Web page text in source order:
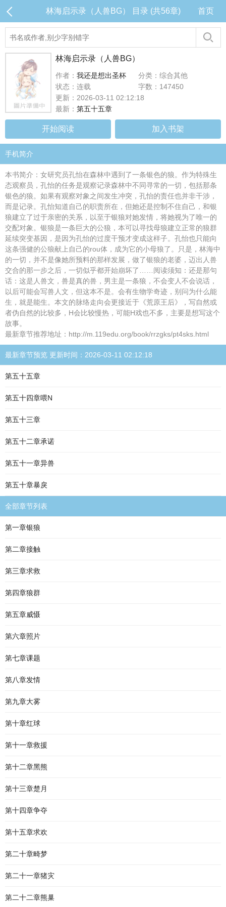
林海启示录（人兽BG） 目录 (共56章) 首页
林海启示录（人兽BG）
作者： 我还是想出圣杯
分类：综合其他
状态：连载
字数：147450
更新：2026-03-11 02:12:18
最新： 第五十五章
开始阅读 加入书架
手机简介
本书简介：女研究员孔怡在森林中遇到了一条银色的狼。作为特殊生
态观察员，孔怡的任务是观察记录森林中不同寻常的一切，包括那条
银色的狼。如果有观察对象之间发生冲突，孔怡的责任也并非干涉，
而是记录。孔怡知道自己的职责所在，但她还是控制不住自己，和银
狼建立了过于亲密的关系，以至于银狼对她发情，将她视为了唯一的
交配对象。银狼是一条巨大的公狼，本可以寻找母狼建立正常的狼群
延续突变基因，是因为孔怡的过度干预才变成这样子。孔怡也只能向
这条强健的公狼献上自己的rou体，成为它的小母狼了。只是，林海中
的一切，并不是像她所预料的那样发展，做了银狼的老婆，迈出人兽
交合的那一步之后，一切似乎都开始崩坏了……阅读须知：还是那句
话：这是人兽文，兽是真的兽，男主是一条狼，不会变人不会说话，
以后可能会写兽人文，但这本不是。会有生物学奇迹，别问为什么能
生，就是能生。本文的脉络走向会更接近于《荒原王后》，写自然或
者伪自然的比较多，H会比较慢热，可能H戏也不多，主要是想写这个
故事。
最新章节推荐地址：http://m.119edu.org/book/rrzgks/pt4sks.html
最新章节预览 更新时间：2026-03-11 02:12:18
第五十五章
第五十四章喂N
第五十三章
第五十二章承诺
第五十一章异兽
第五十章暴戾
全部章节列表
第一章银狼
第二章接触
第三章求救
第四章狼群
第五章威慑
第六章照片
第七章课题
第八章发情
第九章大雾
第十章红球
第十一章救援
第十二章黑熊
第十三章楚月
第十四章争夺
第十五章求欢
第二十章畸梦
第二十一章猪灾
第二十二章熊巢